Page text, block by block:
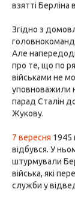
взятті Берліна
Згідно з
Але
про те, що по
військами не
уповноважили
парад Сталін
Жукову.
7 вересня 1945
відбувся. У
штурмували
війська, які
служби у